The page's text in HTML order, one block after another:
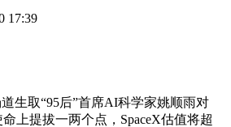
17:39
取“95后”首席AI科学家姚顺雨对
上提拔一两个点，SpaceX估值将超